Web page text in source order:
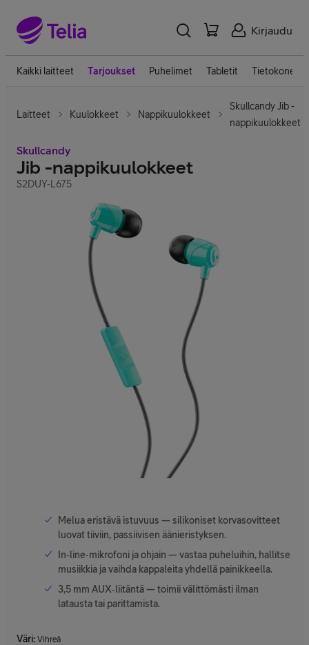
Kirjaudu
Kaikki laitteet Tarjoukset Puhelimet Tabletit Tietokoneet
Laitteet Kuulokkeet Nappikuulokkeet
Skullcandy Jib -
nappikuulokkeet
Skullcandy
Jib -nappikuulokkeet
S2DUY-L675
Melua eristävä istuvuus — silikoniset korvasovitteet
luovat tiiviin, passiivisen äänieristyksen.
In‑line‑mikrofoni ja ohjain — vastaa puheluihin, hallitse
musiikkia ja vaihda kappaleita yhdellä painikkeella.
3,5 mm AUX‑liitäntä — toimii välittömästi ilman
latausta tai parittamista.
Väri: Vihreä